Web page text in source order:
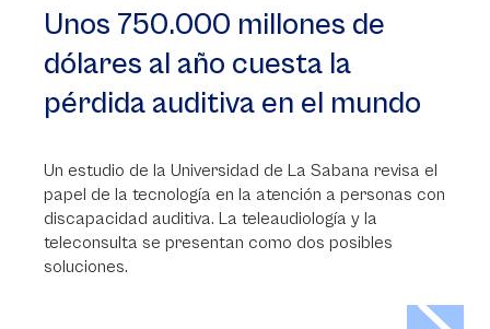
Unos 750.000 millones de
dólares al año cuesta la
pérdida auditiva en el mundo
Un estudio de la Universidad de La Sabana revisa el
papel de la tecnología en la atención a personas con
discapacidad auditiva. La teleaudiología y la
teleconsulta se presentan como dos posibles
soluciones.